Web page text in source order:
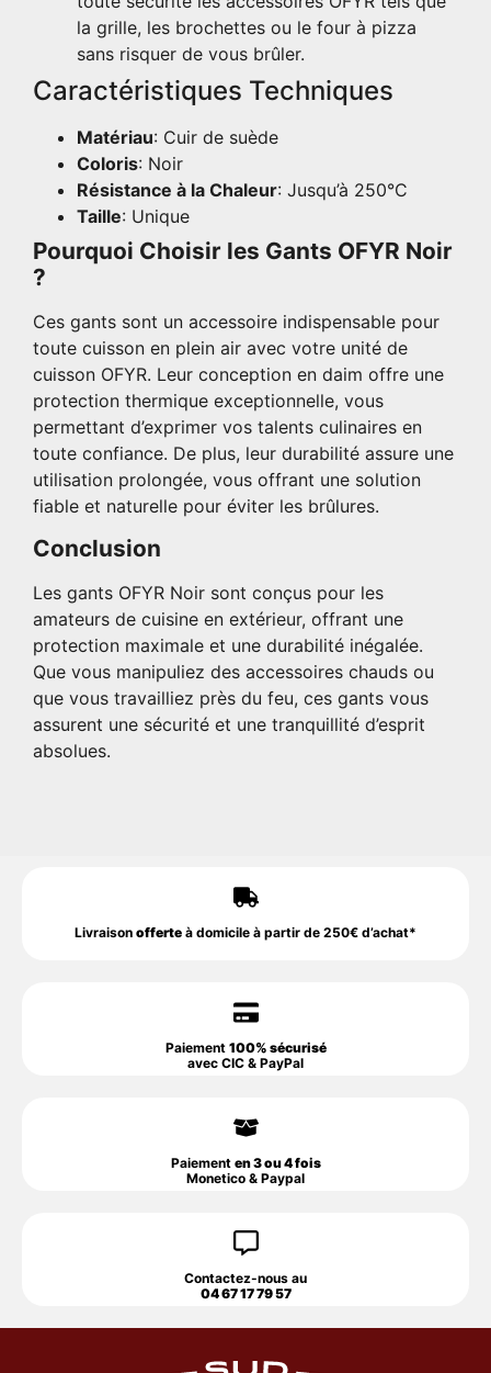
la grille, les brochettes ou le four à pizza
sans risquer de vous brûler.
Caractéristiques Techniques
Matériau: Cuir de suède
Coloris: Noir
Résistance à la Chaleur: Jusqu’à 250°C
Taille: Unique
Pourquoi Choisir les Gants OFYR Noir
?
Ces gants sont un accessoire indispensable pour
toute cuisson en plein air avec votre unité de
cuisson OFYR. Leur conception en daim offre une
protection thermique exceptionnelle, vous
permettant d’exprimer vos talents culinaires en
toute confiance. De plus, leur durabilité assure une
utilisation prolongée, vous offrant une solution
fiable et naturelle pour éviter les brûlures.
Conclusion
Les gants OFYR Noir sont conçus pour les
amateurs de cuisine en extérieur, offrant une
protection maximale et une durabilité inégalée.
Que vous manipuliez des accessoires chauds ou
que vous travailliez près du feu, ces gants vous
assurent une sécurité et une tranquillité d’esprit
absolues.
Livraison offerte à domicile à partir de 250€ d’achat*
Paiement 100% sécurisé
avec CIC & PayPal
Paiement en 3 ou 4 fois
Monetico & Paypal
Contactez-nous au
04 67 17 79 57